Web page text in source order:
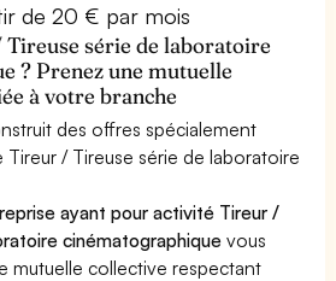
de 20 € par mois
série de laboratoire
? Prenez une mutuelle
à votre branche
des offres spécialement
Tireur / Tireuse série de laboratoire
ayant pour activité Tireur /
cinématographique vous
mutuelle collective respectant